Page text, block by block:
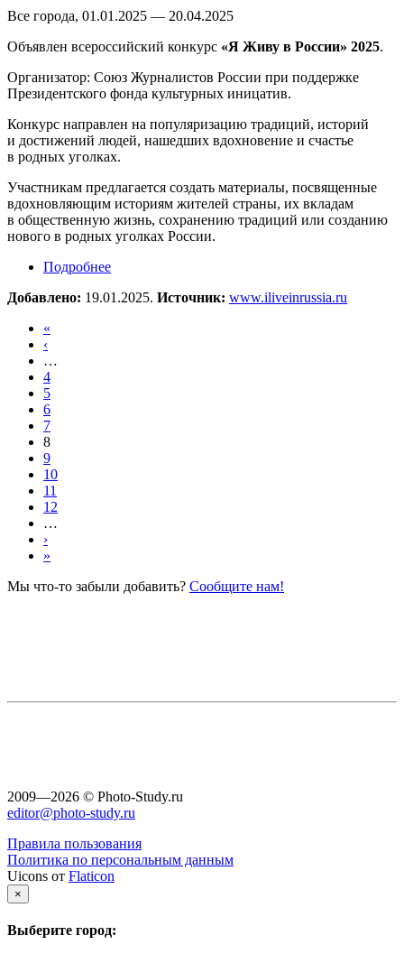
Все города, 01.01.2025 — 20.04.2025
Объявлен всероссийский конкурс «Я Живу в России» 2025.
Организатор: Союз Журналистов России при поддержке
Президентского фонда культурных иницатив.
Конкурс направлен на популяризацию традиций, историй
и достижений людей, нашедших вдохновение и счастье
в родных уголках.
Участникам предлагается создать материалы, посвященные
вдохновляющим историям жителей страны, их вкладам
в общественную жизнь, сохранению традиций или созданию
нового в родных уголках России.
Подробнее
Добавлено: 19.01.2025. Источник: www.iliveinrussia.ru
«
‹
…
4
5
6
7
8
9
10
11
12
…
›
»
Мы что-то забыли добавить? Сообщите нам!
2009—2026 © Photo-Study.ru
editor@photo-study.ru
Правила пользования
Политика по персональным данным
Uicons от Flaticon
×
Выберите город: